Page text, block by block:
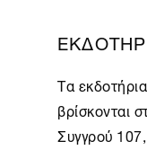
Τα
βρίσκονται
Συγγρού 107,